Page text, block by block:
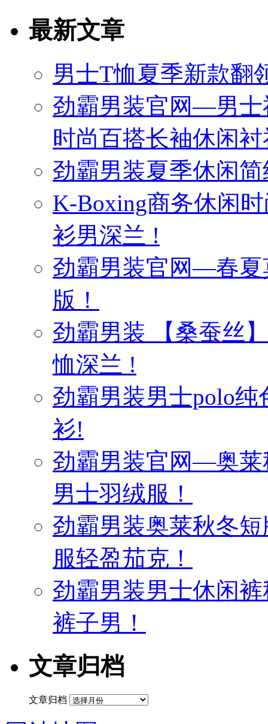
最新文章
男士T恤夏季新款翻
劲霸男装官网—男士
时尚百搭长袖休闲
劲霸男装夏季休闲
K-Boxing商务休闲
衫男深兰 !
劲霸男装官网—春夏
版！
劲霸男装 【桑蚕丝
恤深兰 !
劲霸男装男士polo
衫!
劲霸男装官网—奥莱
男士羽绒服！
劲霸男装奥莱秋冬
服轻盈茄克！
劲霸男装男士休闲
裤子男！
文章归档
文章归档